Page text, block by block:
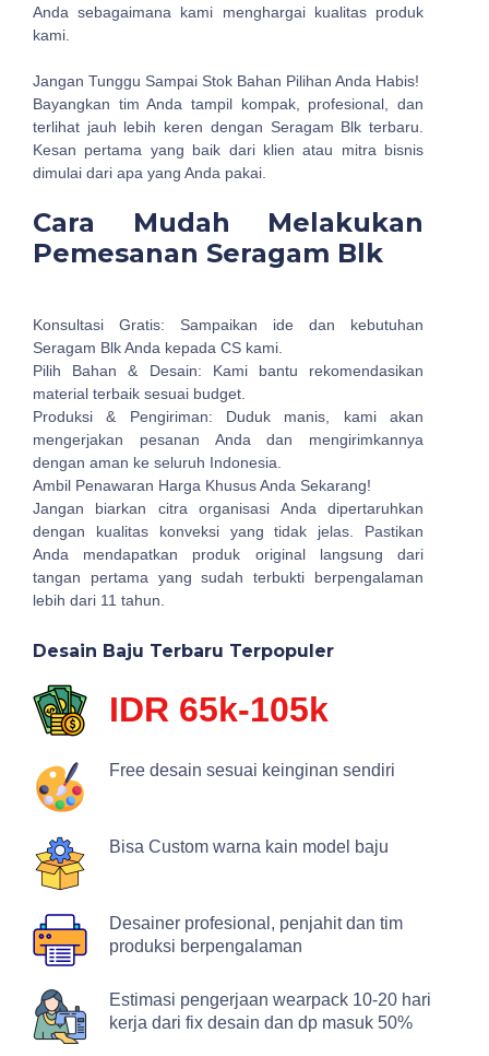
Anda sebagaimana kami menghargai kualitas produk
kami.
Jangan Tunggu Sampai Stok Bahan Pilihan Anda Habis!
Bayangkan tim Anda tampil kompak, profesional, dan
terlihat jauh lebih keren dengan Seragam Blk terbaru.
Kesan pertama yang baik dari klien atau mitra bisnis
dimulai dari apa yang Anda pakai.
Cara Mudah Melakukan
Pemesanan Seragam Blk
Konsultasi Gratis: Sampaikan ide dan kebutuhan
Seragam Blk Anda kepada CS kami.
Pilih Bahan & Desain: Kami bantu rekomendasikan
material terbaik sesuai budget.
Produksi & Pengiriman: Duduk manis, kami akan
mengerjakan pesanan Anda dan mengirimkannya
dengan aman ke seluruh Indonesia.
Ambil Penawaran Harga Khusus Anda Sekarang!
Jangan biarkan citra organisasi Anda dipertaruhkan
dengan kualitas konveksi yang tidak jelas. Pastikan
Anda mendapatkan produk original langsung dari
tangan pertama yang sudah terbukti berpengalaman
lebih dari 11 tahun.
Desain Baju Terbaru Terpopuler
IDR 65k-105k
Free desain sesuai keinginan sendiri
Bisa Custom warna kain model baju
Desainer profesional, penjahit dan tim
produksi berpengalaman
Estimasi pengerjaan wearpack 10-20 hari
kerja dari fix desain dan dp masuk 50%